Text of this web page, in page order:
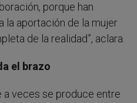
porque han
la aportación de la mujer
de la realidad”, aclara.
el brazo
veces se produce entre